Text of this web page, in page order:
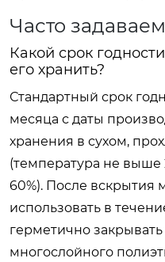
Часто
Какой срок
его хранить?
Стандартный срок
месяца с даты
хранения в сухом,
(температура не выше
60%). После вскрытия
использовать в
герметично
многослойного